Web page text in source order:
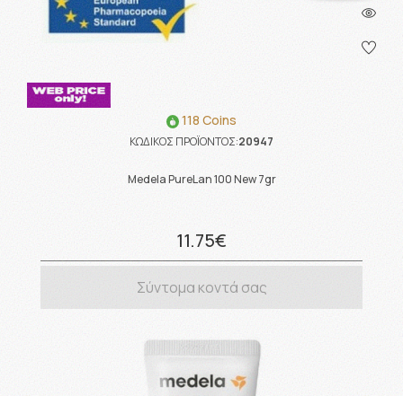
118 Coins
ΚΩΔΙΚΟΣ ΠΡΟΪΟΝΤΟΣ:20947
Medela PureLan 100 New 7gr
11.75€
Σύντομα κοντά σας